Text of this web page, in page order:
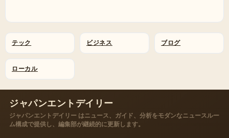
テック ビジネス ブログ
ローカル
ジャパンエントデイリー
ジャパンエントデイリー はニュース、ガイド、分析をモダンなニュースルー
ム構成で提供し、編集部が継続的に更新します。